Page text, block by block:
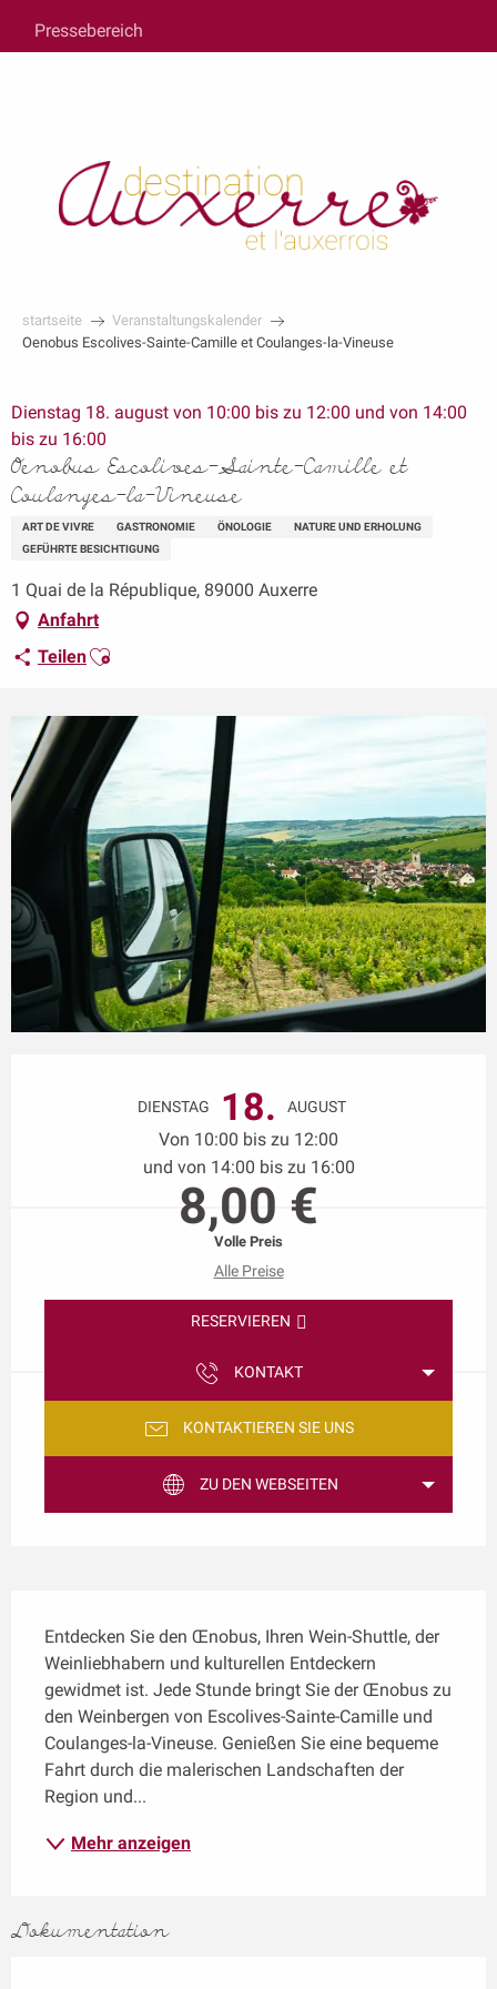
contenu
principal
Pressebereich
startseite
Veranstaltungskalender
Oenobus Escolives-Sainte-Camille et Coulanges-la-Vineuse
Dienstag 18. august von 10:00 bis zu 12:00 und von 14:00
bis zu 16:00
Oenobus Escolives-Sainte-Camille et
Coulanges-la-Vineuse
ART DE VIVRE GASTRONOMIE ÖNOLOGIE
NATURE UND ERHOLUNG
GEFÜHRTE BESICHTIGUNG
1 Quai de la République, 89000 Auxerre
Anfahrt
TeilenAjouter aux favoris
DIENSTAG 18. AUGUST
Von 10:00 bis zu 12:00
und von 14:00 bis zu 16:00
8,00 €
Volle Preis
Alle Preise
RESERVIEREN
KONTAKT
KONTAKTIEREN SIE UNS
ZU DEN WEBSEITEN
Entdecken Sie den Œnobus, Ihren Wein-Shuttle, der
Weinliebhabern und kulturellen Entdeckern
gewidmet ist. Jede Stunde bringt Sie der Œnobus zu
den Weinbergen von Escolives-Sainte-Camille und
Coulanges-la-Vineuse. Genießen Sie eine bequeme
Fahrt durch die malerischen Landschaften der
Region und...
Mehr anzeigen
Dokumentation